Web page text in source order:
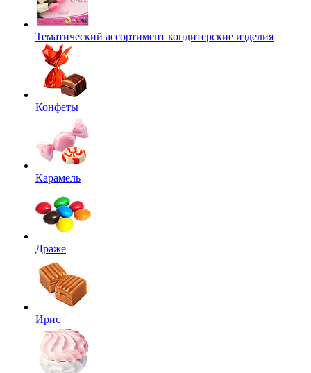
Тематический ассортимент кондитерские изделия
Конфеты
Карамель
Драже
Ирис